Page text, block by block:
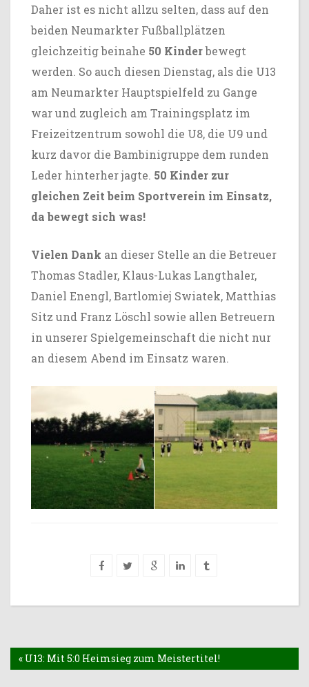
Daher ist es nicht allzu selten, dass auf den
beiden Neumarkter Fußballplätzen
gleichzeitig beinahe 50 Kinderbewegt
werden. So auch diesen Dienstag, als die U13
am Neumarkter Hauptspielfeld zu Gange
war und zugleich am Trainingsplatz im
Freizeitzentrum sowohl die U8, die U9 und
kurz davor die Bambinigruppe dem runden
Leder hinterher jagte. 50 Kinder zur
gleichen Zeit beim Sportverein im Einsatz,
da bewegt sich was!
Vielen Dank an dieser Stelle an die Betreuer
Thomas Stadler, Klaus-Lukas Langthaler,
Daniel Enengl, Bartlomiej Swiatek, Matthias
Sitz und Franz Löschl sowie allen Betreuern
in unserer Spielgemeinschaft die nicht nur
an diesem Abend im Einsatz waren.
« U13: Mit 5:0 Heimsieg zum Meistertitel!